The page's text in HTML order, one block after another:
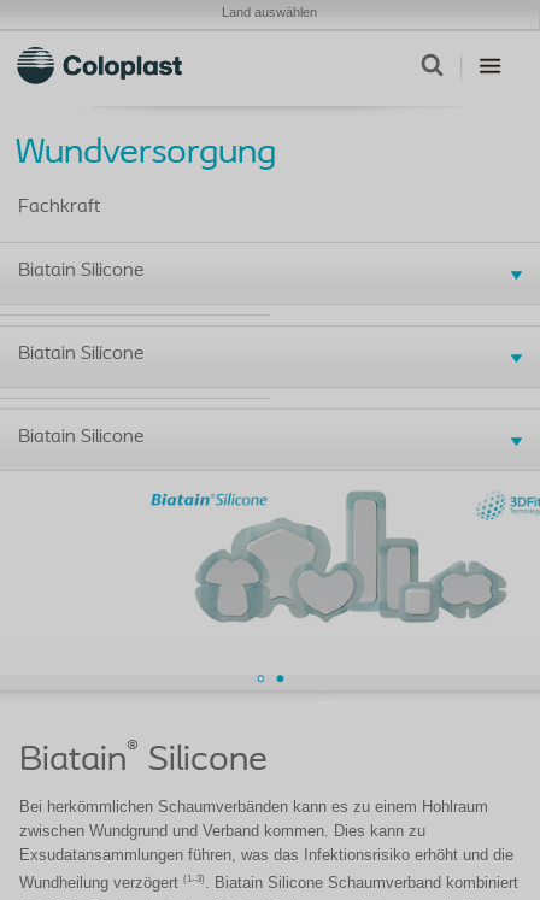
Land auswählen
Wundversorgung
Fachkraft
Biatain Silicone
Biatain Silicone
Biatain Silicone
Biatain® Silicone
Bei herkömmlichen Schaumverbänden kann es zu einem Hohlraum
zwischen Wundgrund und Verband kommen. Dies kann zu
Exsudatansammlungen führen, was das Infektionsrisiko erhöht und die
Wundheilung verzögert (1–3) . Biatain Silicone Schaumverband kombiniert